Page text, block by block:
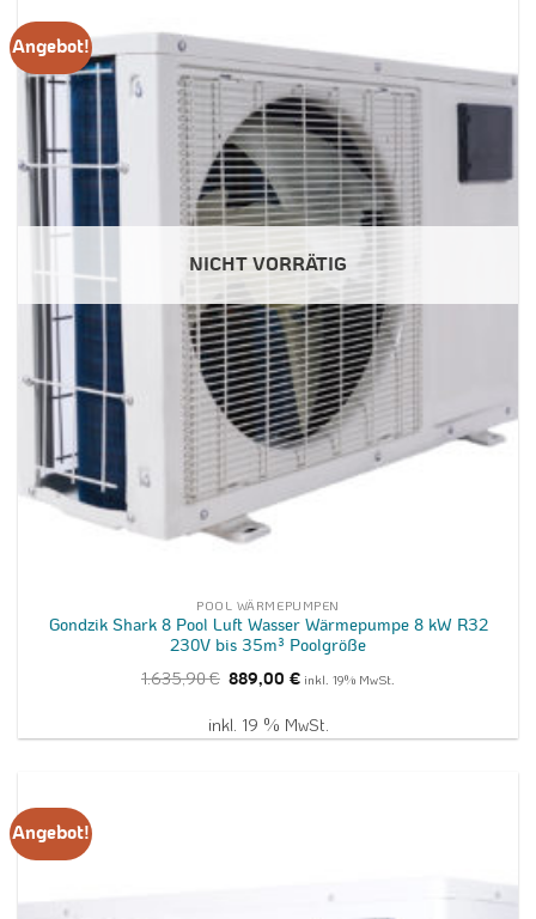
Angebot!
NICHT VORRÄTIG
POOL WÄRMEPUMPEN
Gondzik Shark 8 Pool Luft Wasser Wärmepumpe 8 kW R32
230V bis 35m³ Poolgröße
1.635,90€ Ursprünglicher
Preis
1.635,90 €
889,00€Aktueller
889,00 €.
inkl. 19% MwSt.
inkl. 19 % MwSt.
Angebot!